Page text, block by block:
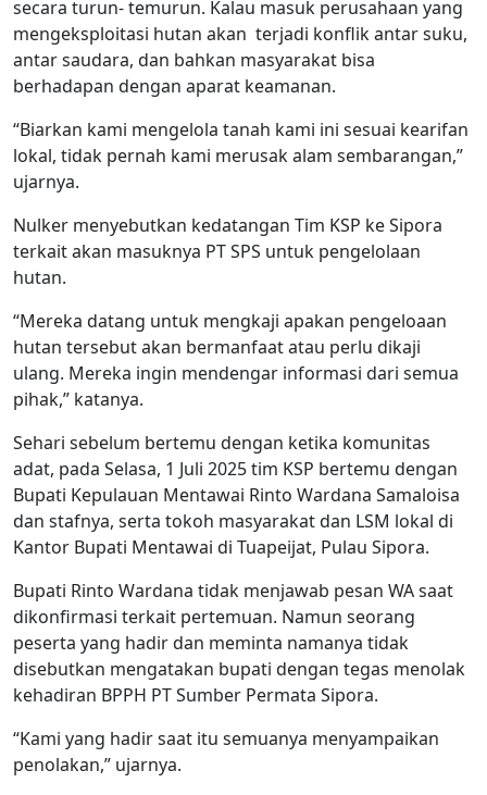
secara turun- temurun. Kalau masuk perusahaan yang
mengeksploitasi hutan akan terjadi konflik antar suku,
antar saudara, dan bahkan masyarakat bisa
berhadapan dengan aparat keamanan.
“Biarkan kami mengelola tanah kami ini sesuai kearifan
lokal, tidak pernah kami merusak alam sembarangan,”
ujarnya.
Nulker menyebutkan kedatangan Tim KSP ke Sipora
terkait akan masuknya PT SPS untuk pengelolaan
hutan.
“Mereka datang untuk mengkaji apakan pengeloaan
hutan tersebut akan bermanfaat atau perlu dikaji
ulang. Mereka ingin mendengar informasi dari semua
pihak,” katanya.
Sehari sebelum bertemu dengan ketika komunitas
adat, pada Selasa, 1 Juli 2025 tim KSP bertemu dengan
Bupati Kepulauan Mentawai Rinto Wardana Samaloisa
dan stafnya, serta tokoh masyarakat dan LSM lokal di
Kantor Bupati Mentawai di Tuapeijat, Pulau Sipora.
Bupati Rinto Wardana tidak menjawab pesan WA saat
dikonfirmasi terkait pertemuan. Namun seorang
peserta yang hadir dan meminta namanya tidak
disebutkan mengatakan bupati dengan tegas menolak
kehadiran BPPH PT Sumber Permata Sipora.
“Kami yang hadir saat itu semuanya menyampaikan
penolakan,” ujarnya.